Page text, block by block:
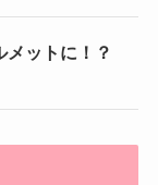
メットに！？